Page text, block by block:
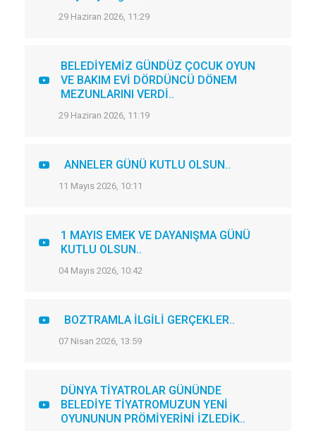
29 Haziran 2026, 11:29
BELEDİYEMİZ GÜNDÜZ ÇOCUK OYUN
VE BAKIM EVİ DÖRDÜNCÜ DÖNEM
MEZUNLARINI VERDİ..
29 Haziran 2026, 11:19
ANNELER GÜNÜ KUTLU OLSUN..
11 Mayıs 2026, 10:11
1 MAYIS EMEK VE DAYANIŞMA GÜNÜ
KUTLU OLSUN..
04 Mayıs 2026, 10:42
BOZTRAMLA İLGİLİ GERÇEKLER..
07 Nisan 2026, 13:59
DÜNYA TİYATROLAR GÜNÜNDE
BELEDİYE TİYATROMUZUN YENİ
OYUNUNUN PRÖMİYERİNİ İZLEDİK..